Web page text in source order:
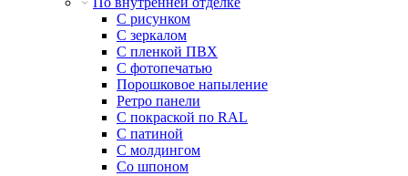
С рисунком
С зеркалом
С пленкой ПВХ
С фотопечатью
Порошковое напыление
Ретро панели
С покраской по RAL
С патиной
С молдингом
Со шпоном